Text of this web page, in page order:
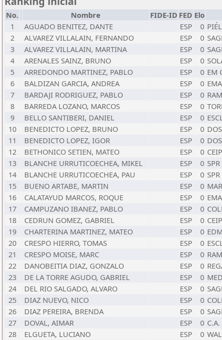
No. Nombre FIDE-ID FED Elo
1
AGUADO BENITEZ, DANTE ESP 0
2
ALVAREZ VILLALAIN, FERNANDO ESP 0
3
ALVAREZ VILLALAIN, MARTINA ESP 0
4
ARENALES SAINZ, BRUNO ESP 0
5
ARREDONDO MARTINEZ, PABLO ESP 0 EM
6
BALDIZAN GARCIA, ANDREA ESP 0
7
BARDAJI RODRIGUEZ, PABLO ESP 0
8
BARREDA LOZANO, MARCOS ESP 0
9
BELLO SANTIBERI, DANIEL ESP 0
10
BENEDICTO LOPEZ, BRUNO ESP 0
11
BENEDICTO LOPEZ, IGOR ESP 0
12
BETHONICO SETIEN, MATEO ESP 0
13
BLANCHE URRUTICOECHEA, MIKEL ESP 0
14
BLANCHE URRUTICOECHEA, PAU ESP 0
15
BUENO ARTABE, MARTIN ESP 0
16
CALATAYUD MARCOS, ROQUE ESP 0
17
CAMPUZANO IBANEZ, PABLO ESP 0
18
CEDRUN GOMEZ, GABRIEL ESP 0
19
CHARTERINA MARTINEZ, MATEO ESP 0
20
CRESPO HIERRO, TOMAS ESP 0
21
CRESPO MOISE, MARC ESP 0
22
DANOBEITIA DIAZ, GONZALO ESP 0
23
DE LA TORRE AGUDO, GABRIEL ESP 0
24
DEL RIO SALGADO, ALVARO ESP 0
25
DIAZ NUEVO, NICO ESP 0
26
DIAZ PEREIRA, BRENDA ESP 0
27
DOVAL, AIMAR ESP 0
28
ELGUETA, LUCIANO ESP 0